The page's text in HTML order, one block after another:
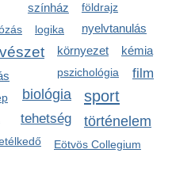
színház földrajz
nyelvtanulás
környezet kémia
pszichológia
logika
biológia sport
tehetség
film
történelem
Eötvös Collegium